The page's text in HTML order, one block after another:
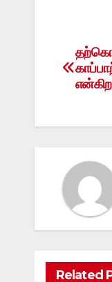
Post
Related